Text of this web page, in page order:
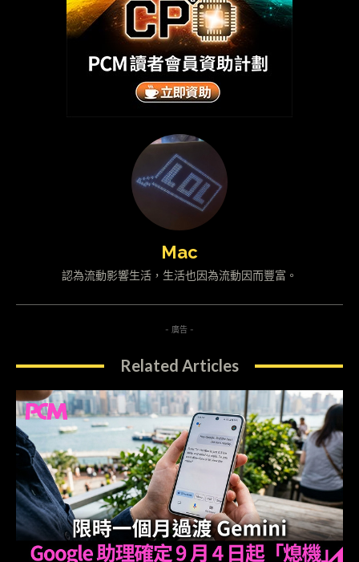
Mac
認為流動影響生活，生活也因為流動因而豐富。
- 廣告 -
Related Articles